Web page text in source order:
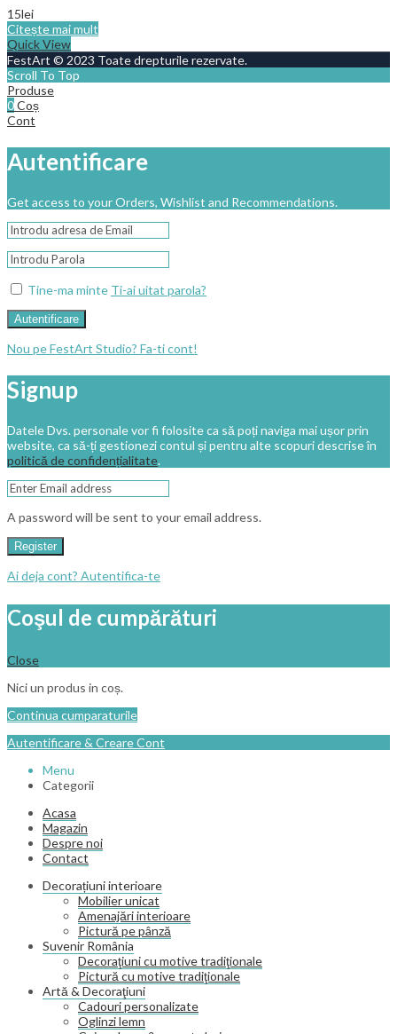
15lei
Citește mai mult
Quick View
FestArt © 2023 Toate drepturile rezervate.
Scroll To Top
Produse
0Coș
Cont
Autentificare
Get access to your Orders, Wishlist and Recommendations.
Tine-ma minte Ti-ai uitat parola?
Autentificare
Nou pe FestArt Studio? Fa-ti cont!
Signup
Datele Dvs. personale vor fi folosite ca să poți naviga mai ușor prin
website, ca să-ți gestionezi contul și pentru alte scopuri descrise în
politică de confidențialitate.
A password will be sent to your email address.
Register
Ai deja cont? Autentifica-te
Coşul de cumpărături
Close
Nici un produs in coș.
Continua cumparaturile
Autentificare & Creare Cont
Menu
Categorii
Acasa
Magazin
Despre noi
Contact
Decorațiuni interioare
Mobilier unicat
Amenajări interioare
Pictură pe pânză
Suvenir România
Decoraţiuni cu motive tradiţionale
Pictură cu motive tradiţionale
Artă & Decoraţiuni
Cadouri personalizate
Oglinzi lemn